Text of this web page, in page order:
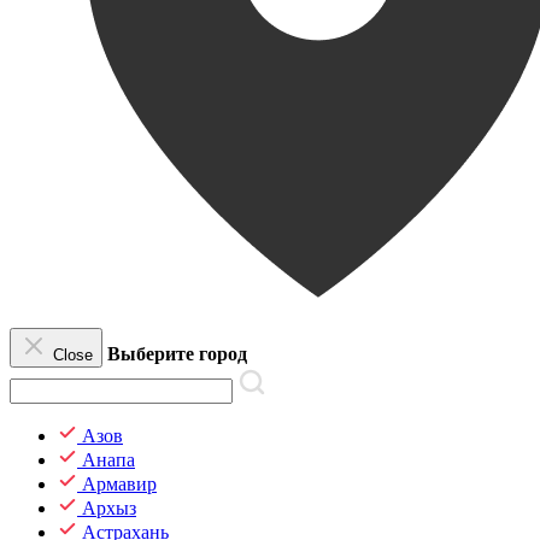
Close Выберите город
Азов
Анапа
Армавир
Архыз
Астрахань